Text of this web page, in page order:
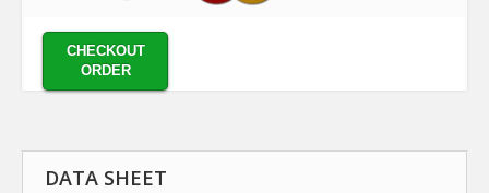
CHECKOUT
ORDER
DATA SHEET